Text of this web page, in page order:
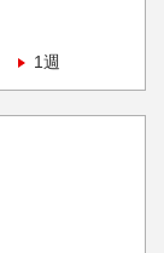
1週